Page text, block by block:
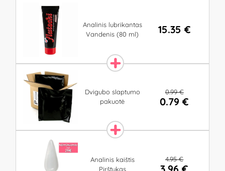
Analinis lubrikantas
Vandenis (80 ml)
15.35 €
Dvigubo slaptumo
pakuotė
0.99 €
0.79 €
Analinis kaištis
Pirštukas
4.95 €